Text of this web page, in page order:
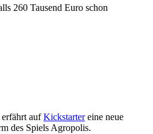
260 Tausend Euro schon
erfährt aufKickstartereine neue
des Spiels Agropolis.